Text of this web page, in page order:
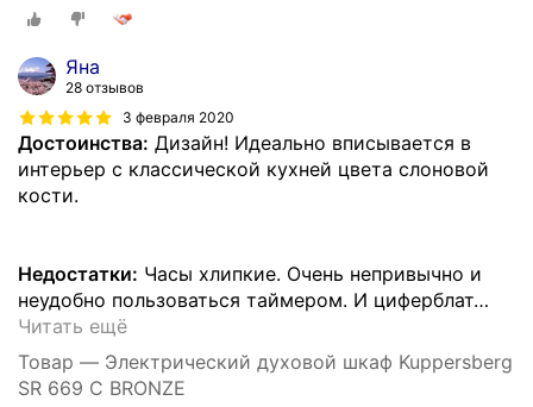
Яна
28 отзывов
3 февраля 2020
Достоинства: Дизайн! Идеально вписывается в
интерьер с классической кухней цвета слоновой
кости.
Недостатки: Часы хлипкие. Очень непривычно и
неудобно пользоваться таймером. И циферблат…
Читать ещё
Товар — Электрический духовой шкаф Kuppersberg
SR 669 C BRONZE